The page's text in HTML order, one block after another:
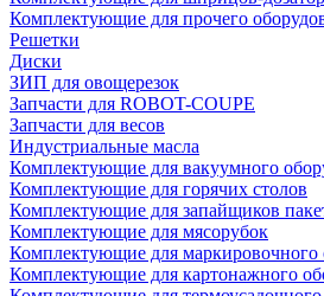
Комплектующие для прочего
Решетки
Диски
ЗИП для овощерезок
Запчасти для ROBOT-COUPE
Запчасти для весов
Индустриальные масла
Комплектующие для вакуумного
Комплектующие для горячих столов
Комплектующие для запайщиков
Комплектующие для мясорубок
Комплектующие для маркировочного
Комплектующие для картонажного